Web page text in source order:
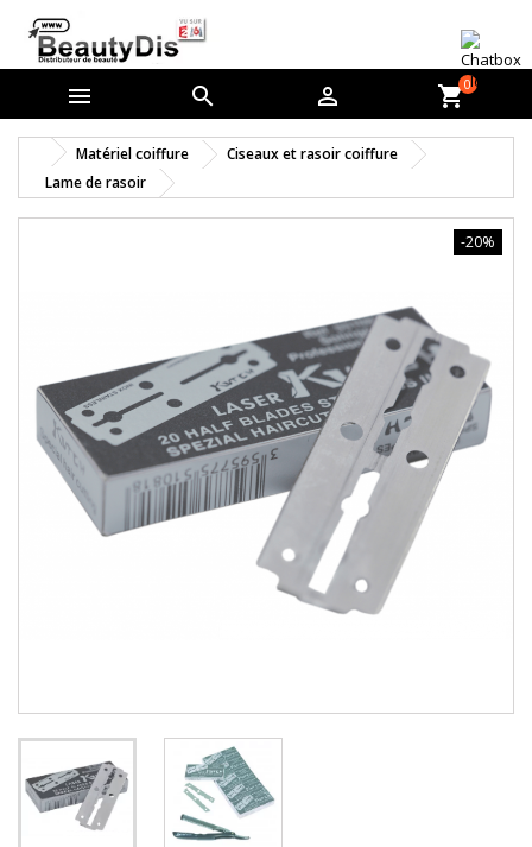
   shopping_cart0
Matériel coiffure
Ciseaux et rasoir coiffure
Lame de rasoir
-20%